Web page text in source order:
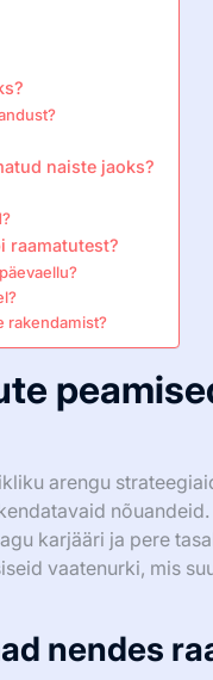
naiste jaoks?
raamatutest?
rakendamist?
arengu
karjääri ja pere
vaatenurki, mis
nendes